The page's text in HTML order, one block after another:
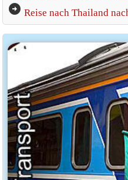
arrow_circle_right Reise nach Thailand